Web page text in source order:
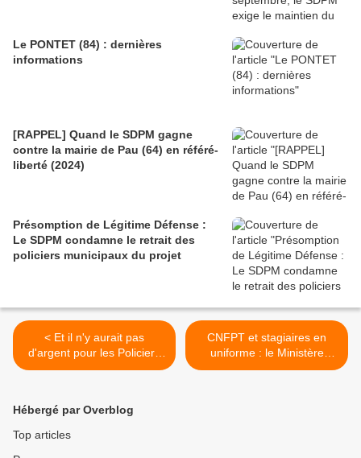
Le PONTET (84) : dernières
informations
[RAPPEL] Quand le SDPM gagne
contre la mairie de Pau (64) en référé-
liberté (2024)
Présomption de Légitime Défense :
Le SDPM condamne le retrait des
policiers municipaux du projet
< Et il n'y aurait pas
d'argent pour les Policiers
Municipaux et la sécurité de
40% des salaires des
maires des grandes villes !
CNFPT et stagiaires en
uniforme : le Ministère
répond >
Hébergé par Overblog
Top articles